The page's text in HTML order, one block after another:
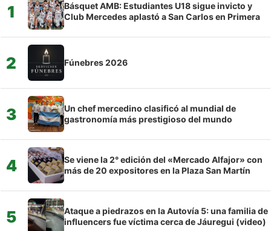
1
Básquet AMB: Estudiantes U18 sigue invicto y
Club Mercedes aplastó a San Carlos en Primera
2 Fúnebres 2026
3
Un chef mercedino clasificó al mundial de
gastronomía más prestigioso del mundo
4
Se viene la 2° edición del «Mercado Alfajor» con
más de 20 expositores en la Plaza San Martín
5
Ataque a piedrazos en la Autovía 5: una familia de
influencers fue víctima cerca de Jáuregui (video)